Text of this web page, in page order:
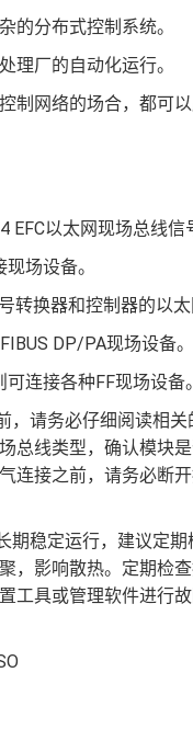
的分布式控制系统。
理厂的自动化运行。
网络的场合，都可
以太网现场总线信
场设备。
转换器和控制器的以太
DP/PA现场设备。
连接各种FF现场设备。
，请务必仔细阅读相
总线类型，确认模块
连接之前，请务必断
期稳定运行，建议定
，影响散热。定期检
工具或管理软件进行